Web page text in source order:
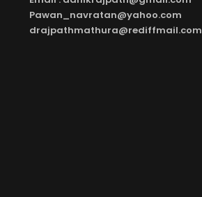
Pawan_navratan@yahoo.com
drajpathmathura@rediffmail.com